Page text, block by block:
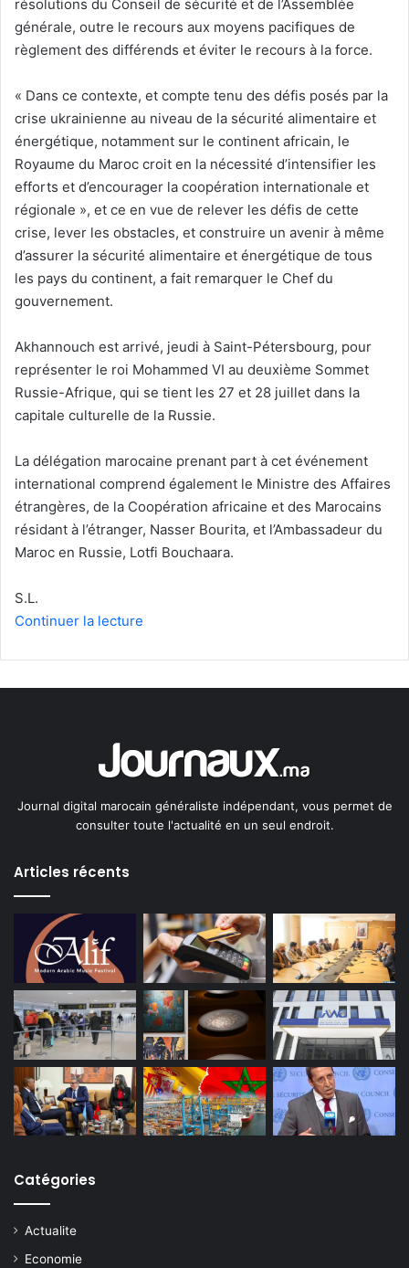
résolutions du Conseil de sécurité et de l’Assemblée
générale, outre le recours aux moyens pacifiques de
règlement des différends et éviter le recours à la force.
« Dans ce contexte, et compte tenu des défis posés par la
crise ukrainienne au niveau de la sécurité alimentaire et
énergétique, notamment sur le continent africain, le
Royaume du Maroc croit en la nécessité d’intensifier les
efforts et d’encourager la coopération internationale et
régionale », et ce en vue de relever les défis de cette
crise, lever les obstacles, et construire un avenir à même
d’assurer la sécurité alimentaire et énergétique de tous
les pays du continent, a fait remarquer le Chef du
gouvernement.
Akhannouch est arrivé, jeudi à Saint-Pétersbourg, pour
représenter le roi Mohammed VI au deuxième Sommet
Russie-Afrique, qui se tient les 27 et 28 juillet dans la
capitale culturelle de la Russie.
La délégation marocaine prenant part à cet événement
international comprend également le Ministre des Affaires
étrangères, de la Coopération africaine et des Marocains
résidant à l’étranger, Nasser Bourita, et l’Ambassadeur du
Maroc en Russie, Lotfi Bouchaara.
S.L.
Continuer la lecture
Journal digital marocain généraliste indépendant, vous permet de
consulter toute l'actualité en un seul endroit.
Articles récents
Catégories
Actualite
Economie